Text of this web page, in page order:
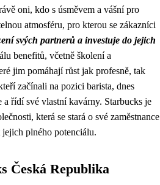
oni, kdo s úsměvem a vášní pro
atmosféru, pro kterou se zákazníci
svých partnerů a investuje do jejich
benefitů, včetně školení a
jim pomáhají růst jak profesně, tak
začínali na pozici barista, dnes
a řídí své vlastní kavárny. Starbucks je
která se stará o své zaměstnance
plného potenciálu.
Česká Republika